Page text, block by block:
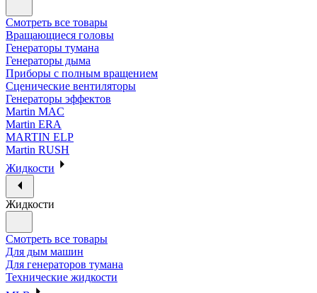
Смотреть все товары
Вращающиеся головы
Генераторы тумана
Генераторы дыма
Приборы с полным вращением
Сценические вентиляторы
Генераторы эффектов
Martin MAC
Martin ERA
MARTIN ELP
Martin RUSH
Жидкости
Жидкости
Смотреть все товары
Для дым машин
Для генераторов тумана
Технические жидкости